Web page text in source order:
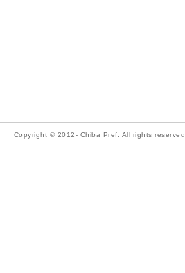
Copyright © 2012- Chiba Pref. All rights reserved.